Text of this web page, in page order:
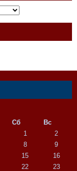
Сб
Вс
1
2
8
9
15
16
22
23